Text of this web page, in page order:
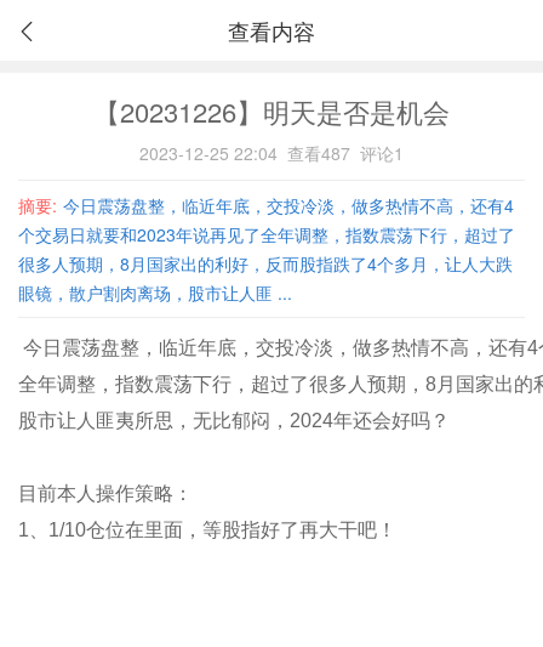
查看内容
【20231226】明天是否是机会
2023-12-25 22:04 查看487 评论1
摘要: 今日震荡盘整，临近年底，交投冷淡，做多热情不高，还有4
个交易日就要和2023年说再见了全年调整，指数震荡下行，超过了
很多人预期，8月国家出的利好，反而股指跌了4个多月，让人大跌
眼镜，散户割肉离场，股市让人匪 ...
今日震荡盘整，临近年底，交投冷淡，做多热情不高，还有
全年调整，指数震荡下行，超过了很多人预期，8月国家出
股市让人匪夷所思，无比郁闷，2024年还会好吗？
目前本人操作策略：
1、1/10仓位在里面，等股指好了再大干吧！